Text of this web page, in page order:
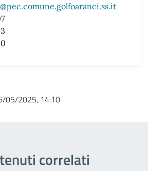
05/2025, 14:10
correlati